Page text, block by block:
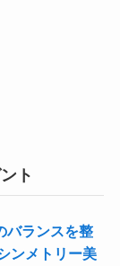
ト
バランスを整
ンメトリー美